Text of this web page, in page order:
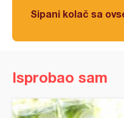
Sipani kolač sa
Isprobao sam